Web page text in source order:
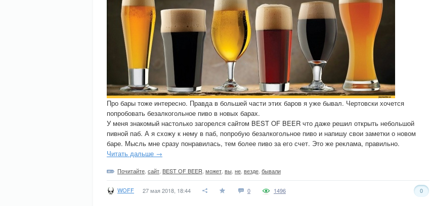
Про бары тоже интересно. Правда в большей части этих баров я уже бывал. Чертовски хочется
попробовать безалкогольное пиво в новых барах.
У меня знакомый настолько загорелся сайтом BEST OF BEER что даже решил открыть небольшой
пивной паб. А я схожу к нему в паб, попробую безалкогольное пиво и напишу свои заметки о новом
баре. Мысль мне сразу понравилась, тем более пиво за его счет. Это же реклама, правильно.
Читать дальше →
Почитайте сайт BEST OF BEER может вы не везде бывали
WOFF 27 мая 2018, 18:44 0 0
1496